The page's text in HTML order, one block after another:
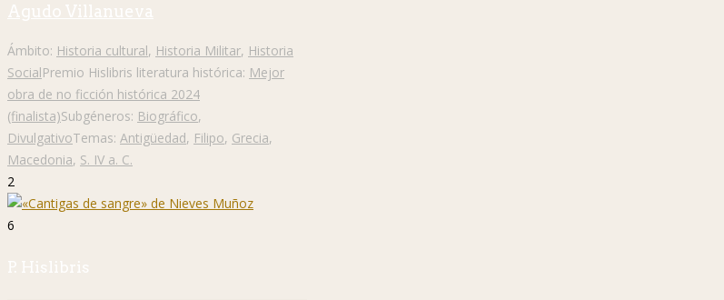
Agudo Villanueva
Ámbito: Historia cultural, Historia Militar, Historia
SocialPremio Hislibris literatura histórica: Mejor
obra de no ficción histórica 2024
(finalista)Subgéneros: Biográfico,
DivulgativoTemas: Antigüedad, Filipo, Grecia,
Macedonia, S. IV a. C.
2
6
P. Hislibris